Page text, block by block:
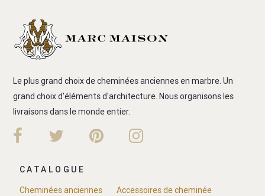
Le plus grand choix de cheminées anciennes en marbre. Un
grand choix d'éléments d'architecture. Nous organisons les
livraisons dans le monde entier.
CATALOGUE
Cheminées anciennes
Accessoires de cheminée